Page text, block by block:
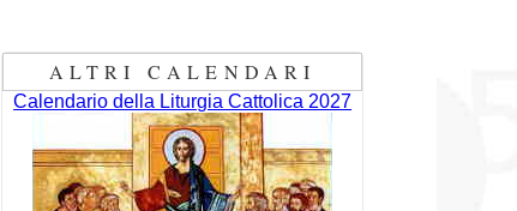
ALTRI CALENDARI
Calendario della Liturgia Cattolica 2027